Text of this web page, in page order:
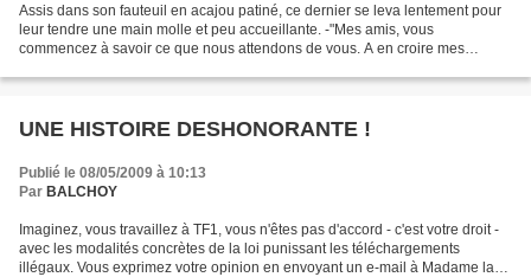
Assis dans son fauteuil en acajou patiné, ce dernier se leva lentement pour
leur tendre une main molle et peu accueillante. -"Mes amis, vous
commencez à savoir ce que nous attendons de vous. A en croire mes
UNE HISTOIRE DESHONORANTE !
Publié le 08/05/2009 à 10:13
Par BALCHOY
Imaginez, vous travaillez à TF1, vous n'êtes pas d'accord - c'est votre droit -
avec les modalités concrètes de la loi punissant les téléchargements
illégaux. Vous exprimez votre opinion en envoyant un e-mail à Madame la